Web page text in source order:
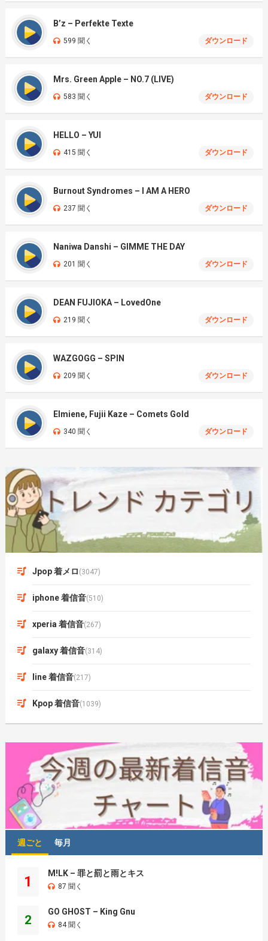
B’z – Perfekte Texte
599 聞く ダウンロード
Mrs. Green Apple – NO.7 (LIVE)
583 聞く ダウンロード
HELLO – YUI
415 聞く ダウンロード
Burnout Syndromes – I AM A HERO
237 聞く ダウンロード
Naniwa Danshi – GIMME THE DAY
201 聞く ダウンロード
DEAN FUJIOKA – LovedOne
219 聞く ダウンロード
WAZGOGG – SPIN
209 聞く ダウンロード
Elmiene, Fujii Kaze – Comets Gold
340 聞く ダウンロード
Jpop 着メロ (3047)
iphone 着信音(510)
xperia 着信音(267)
galaxy 着信音(314)
line 着信音(217)
Kpop 着信音(1039)
週ごと 毎月
1
M!LK – 罪と罰と雨とキス
87 聞く
2
GO GHOST – King Gnu
84 聞く